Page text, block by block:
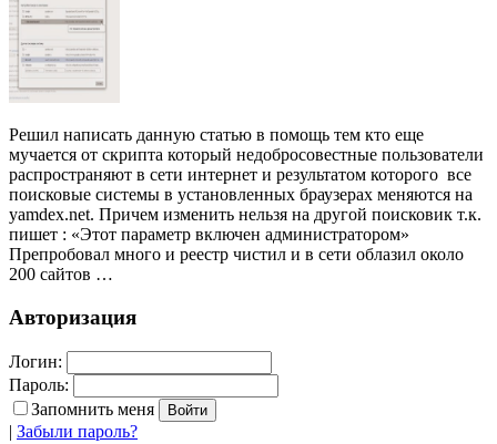
Решил написать данную статью в помощь тем кто еще
мучается от скрипта который недобросовестные пользователи
распространяют в сети интернет и результатом которого все
поисковые системы в установленных браузерах меняются на
yamdex.net. Причем изменить нельзя на другой поисковик т.к.
пишет : «Этот параметр включен администратором»
Препробовал много и реестр чистил и в сети облазил около
200 сайтов …
Авторизация
Логин:
Пароль:
Запомнить меня
| Забыли пароль?